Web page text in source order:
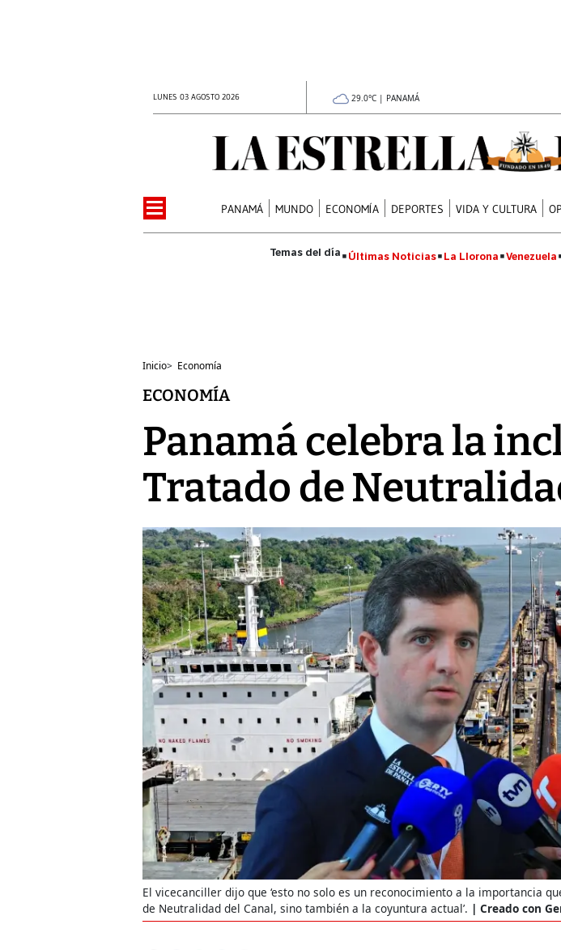
LUNES 03 AGOSTO 2026 29.0°C | PANAMÁ
PANAMÁ MUNDO ECONOMÍA DEPORTES VIDA Y CULTURA
Últimas Noticias La Llorona Venezuela
Inicio> Economía
ECONOMÍA
Panamá celebra la
Tratado de
El vicecanciller dijo que ‘esto no solo es un reconocimiento a la importancia
de Neutralidad del Canal, sino también a la coyuntura actual’.
Creado con
Video,
deja
daños en
Un fuerte
7,1 se registró
julio en la
al sur de Japón,
emergencia de